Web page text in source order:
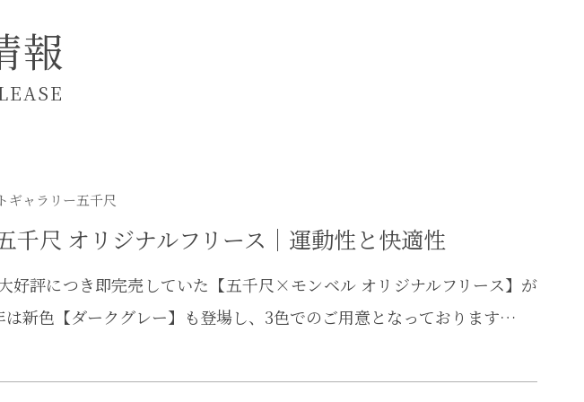
報
ギャラリー五千尺
千尺 オリジナルフリース｜運動性と快適性
好評につき即完売していた【五千尺×モンベル オリジナルフリース】が
新色【ダークグレー】も登場し、3色でのご用意となっております…